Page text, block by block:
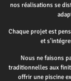
nos réalisations se
Chaque projet est
et
Nous ne faisons
traditionnelles aux
offrir une piscine